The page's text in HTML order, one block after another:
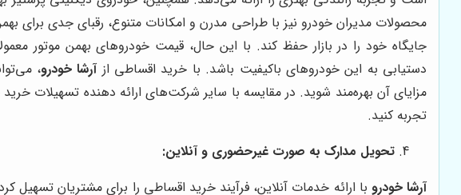
محصولات مدیران خودرو نیز با طراحی مدرن و امکانات متنوع، رقبای جدی
جایگاه خود را در بازار حفظ کند. با این حال، قیمت خودروهای بهمن موتور
دستیابی به این خودروهای باکیفیت باشد. با خرید اقساطی ازآرشا خودرو،
مزایای آن بهره‌مند شوید. در مقایسه با سایر شرکت‌های ارائه دهنده تسهیلات
تجربه کنید.
تحویل مدارک به صورت غیرحضوری و آنلاین:
آرشا خودرو با ارائه خدمات آنلاین، فرآیند خرید اقساطی را برای مشتریان